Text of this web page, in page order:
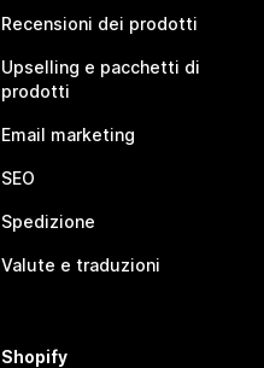
Recensioni dei prodotti
Upselling e pacchetti di
prodotti
Email marketing
SEO
Spedizione
Valute e traduzioni
Shopify